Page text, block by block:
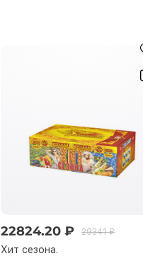
22824.20 ₽ 29341 ₽
Хит сезона.